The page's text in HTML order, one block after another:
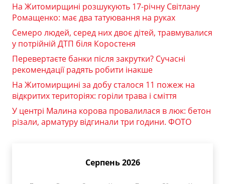
На Житомирщині розшукують 17-річну Світлану
Ромащенко: має два татуювання на руках
Семеро людей, серед них двоє дітей, травмувалися
у потрійній ДТП біля Коростеня
Перевертаєте банки після закрутки? Сучасні
рекомендації радять робити інакше
На Житомирщині за добу сталося 11 пожеж на
відкритих територіях: горіли трава і сміття
У центрі Малина корова провалилася в люк: бетон
різали, арматуру відгинали три години. ФОТО
Серпень 2026